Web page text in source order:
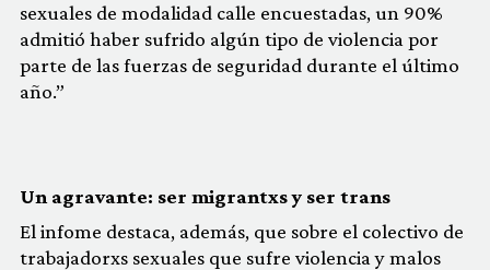
sexuales de modalidad calle encuestadas, un 90%
admitió haber sufrido algún tipo de violencia por
parte de las fuerzas de seguridad durante el último
año.”
Un agravante: ser migrantxs y ser trans
El infome destaca, además, que sobre el colectivo de
trabajadorxs sexuales que sufre violencia y malos